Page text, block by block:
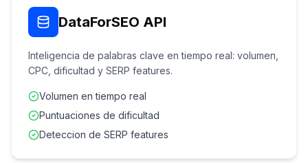
DataForSEO API
Inteligencia de palabras clave en tiempo real: volumen,
CPC, dificultad y SERP features.
Volumen en tiempo real
Puntuaciones de dificultad
Deteccion de SERP features